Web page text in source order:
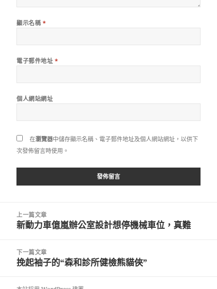
顯示名稱 *
電子郵件地址 *
個人網站網址
在瀏覽器中儲存顯示名稱、電子郵件地址及個人網站網址，以供下
次發佈留言時使用。
上一篇文章
上
篇
文
新動力車億嵐辦公室設計想停機械車位，真難
下一篇文章
下
篇
挽起袖子的“森和診所健檢熊貓俠”